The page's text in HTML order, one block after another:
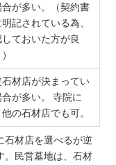
合が多い。（契約書
記されている為、
しておいた方が良
石材店が決まってい
合が多い。 寺院に
他の石材店でも可。
石材店を選べるが逆
。民営墓地は、石材